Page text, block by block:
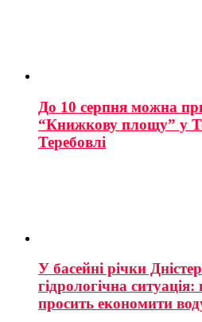
До 10 серпня можна
“Книжкову площу” у
Теребовлі
У басейні річки
гідрологічна
просить економити